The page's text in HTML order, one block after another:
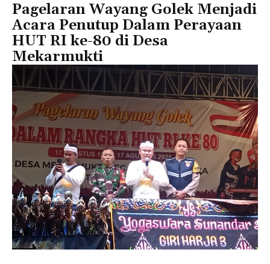
Pagelaran Wayang Golek Menjadi
Acara Penutup Dalam Perayaan
HUT RI ke-80 di Desa
Mekarmukti